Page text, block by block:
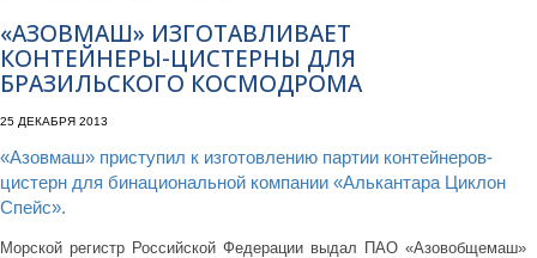
«АЗОВМАШ» ИЗГОТАВЛИВАЕТ
КОНТЕЙНЕРЫ-ЦИСТЕРНЫ ДЛЯ
БРАЗИЛЬСКОГО КОСМОДРОМА
25 ДЕКАБРЯ 2013
«Азовмаш» приступил к изготовлению партии контейнеров-
цистерн для бинациональной компании «Алькантара Циклон
Спейс».
Морской регистр Российской Федерации выдал ПАО «Азовобщемаш»